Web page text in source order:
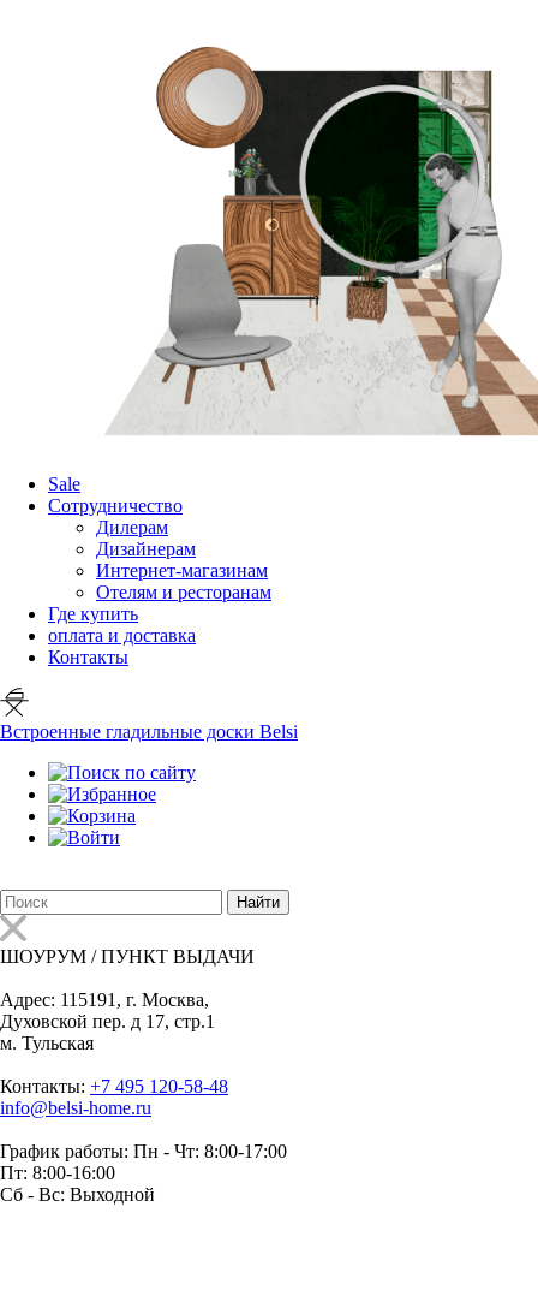
Sale
Сотрудничество
Дилерам
Дизайнерам
Интернет-магазинам
Отелям и ресторанам
Где купить
оплата и доставка
Контакты
Встроенные гладильные доски Belsi
Найти
ШОУРУМ / ПУНКТ ВЫДАЧИ
Адрес: 115191, г. Москва,
Духовской пер. д 17, стр.1
м. Тульская
Контакты: +7 495 120-58-48
info@belsi-home.ru
График работы: Пн - Чт: 8:00-17:00
Пт: 8:00-16:00
Сб - Вс: Выходной